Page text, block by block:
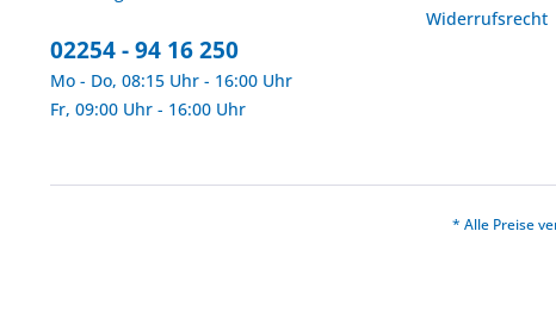
02254 - 94 16 250
Mo - Do, 08:15 Uhr - 16:00 Uhr
Fr, 09:00 Uhr - 16:00 Uhr
Widerrufsrecht
* Alle Preise